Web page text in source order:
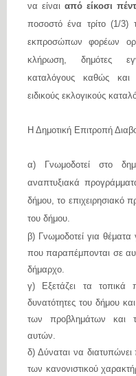
να είναι από είκοσι
ποσοστό ένα τρίτο (1/3)
εκπροσώπων φορέων
κλήρωση, δημότες
καταλόγους καθώς και
ειδικούς εκλογικούς
Η Δημοτική Επιτροπή
α) Γνωμοδοτεί στο
αναπτυξιακά
δήμου, το επιχειρησιακό
του δήμου.
β) Γνωμοδοτεί για θέματα
που παραπέμπονται σε
δήμαρχο.
γ) Εξετάζει τα τοπικά
δυνατότητες του δήμου
των προβλημάτων και
αυτών.
δ) Δύναται να διατυπώνει
των κανονιστικού